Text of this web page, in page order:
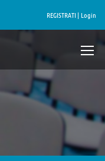
REGISTRATI | Login